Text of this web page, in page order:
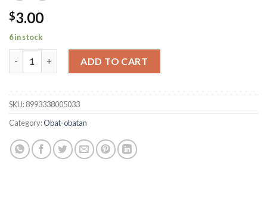
$3.00
6 in stock
ADD TO CART
SKU:8993338005033
Category:Obat-obatan